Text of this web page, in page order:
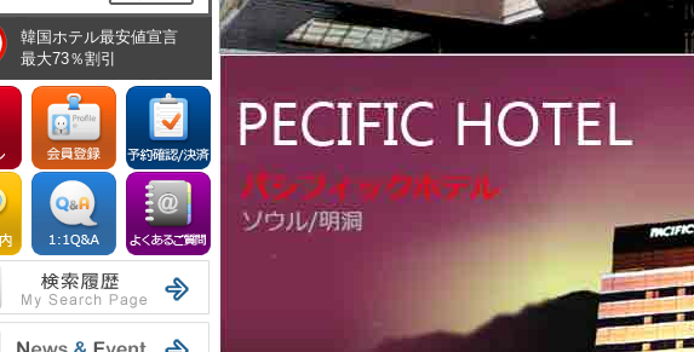
韓国ホテル最安値宣言
最大73％割引